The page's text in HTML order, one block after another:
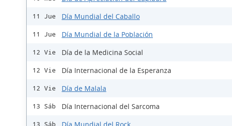
11 Jue Día Mundial del Caballo
11 Jue Día Mundial de la Población
12 Vie Día de la Medicina Social
12 Vie Día Internacional de la Esperanza
12 Vie Día de Malala
13 Sáb Día Internacional del Sarcoma
13 Sáb